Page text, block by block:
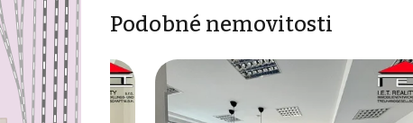
Podobné nemovitosti